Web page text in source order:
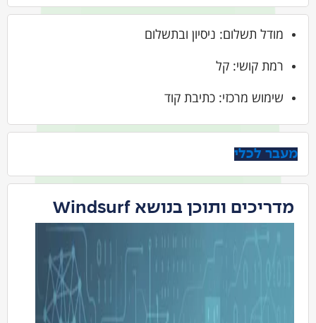
מודל תשלום: ניסיון ובתשלום
רמת קושי: קל
שימוש מרכזי: כתיבת קוד
מעבר לכלי
מדריכים ותוכן בנושא Windsurf